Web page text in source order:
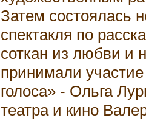
Затем состоялась
спектакля по
соткан из любви и
принимали
голоса» - Ольга
театра и кино